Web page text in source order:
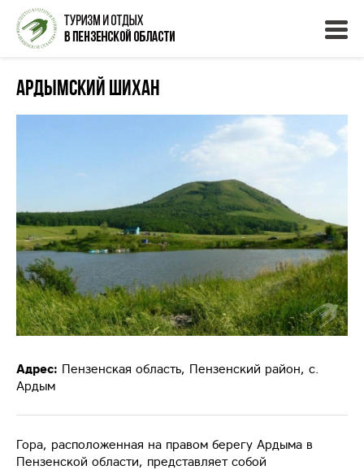
Ардымский шихан
Адрес: Пензенская область, Пензенский район, с.
Ардым
Гора, расположенная на правом берегу Ардыма в
Пензенской области, представляет собой